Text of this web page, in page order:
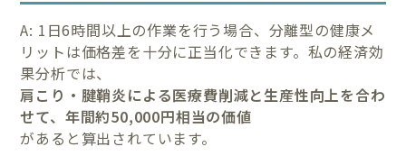
A: 1日6時間以上の作業を行う場合、分離型の健康メ
リットは価格差を十分に正当化できます。私の経済効
果分析では、
肩こり・腱鞘炎による医療費削減と生産性向上を合わ
せて、年間約50,000円相当の価値
があると算出されています。